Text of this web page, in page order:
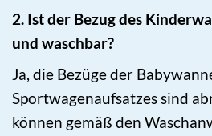
2. Ist der Bezug des
und waschbar?
Ja, die Bezüge der
Sportwagenaufsatzes sind
können gemäß den